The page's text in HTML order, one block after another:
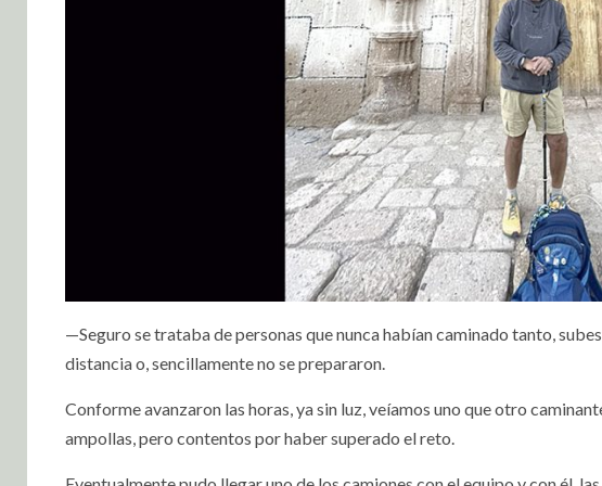
—Seguro se trataba de personas que nunca habían caminado tanto,
distancia o, sencillamente no se prepararon.
Conforme avanzaron las horas, ya sin luz, veíamos uno que otro
ampollas, pero contentos por haber superado el reto.